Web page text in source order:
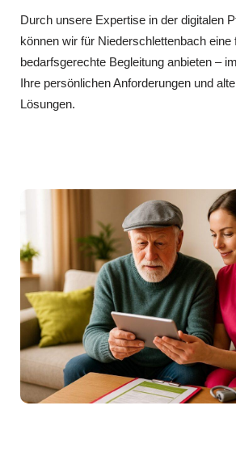
Durch unsere Expertise in der digitalen
können wir für Niederschlettenbach eine
bedarfsgerechte Begleitung anbieten –
Ihre persönlichen Anforderungen und
Lösungen.